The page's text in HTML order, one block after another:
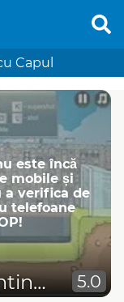
Capul
este încă
mobile și
a verifica de
telefoane
Football Legends Valentine Edition 5.0